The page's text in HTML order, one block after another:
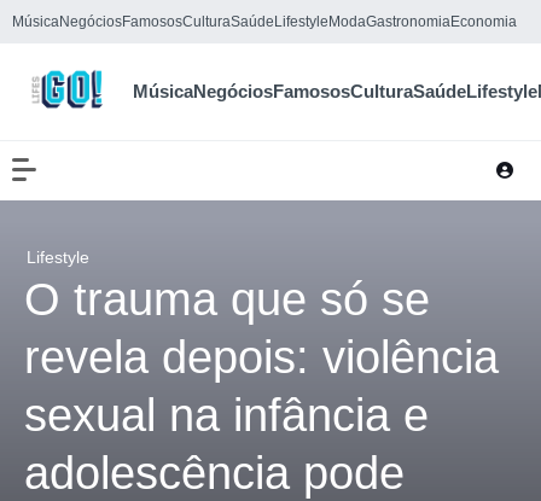
MúsicaNegóciosFamososCulturaSaúde Lifestyle ModaGastronomiaEconomia
MúsicaNegóciosFamososCulturaSaúdeLifestyle
Lifestyle
O trauma que só se
revela depois: violência
sexual na infância e
adolescência pode